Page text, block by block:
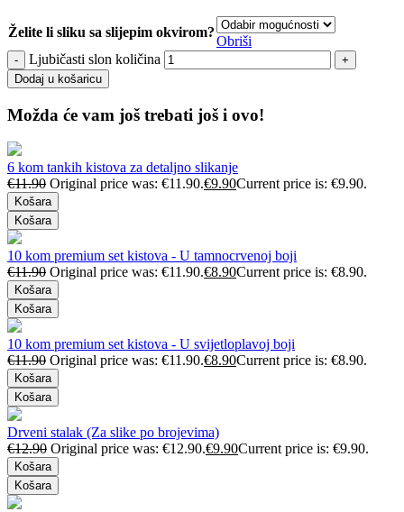
Želite li sliku sa slijepim okvirom?
Obriši
Ljubičasti slon količina
Dodaj u košaricu
Možda će vam još trebati još i ovo!
6 kom tankih kistova za detaljno slikanje
€11.90 Original price was: €11.90.€9.90Current price is: €9.90.
Košara
Košara
10 kom premium set kistova - U tamnocrvenoj boji
€11.90 Original price was: €11.90.€8.90Current price is: €8.90.
Košara
Košara
10 kom premium set kistova - U svijetloplavoj boji
€11.90 Original price was: €11.90.€8.90Current price is: €8.90.
Košara
Košara
Drveni stalak (Za slike po brojevima)
€12.90 Original price was: €12.90.€9.90Current price is: €9.90.
Košara
Košara